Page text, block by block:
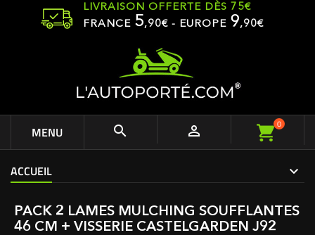
LIVRAISON OFFERTE DÈS 75€
FRANCE 5,90€ - EUROPE 9,90€
MENU   0
ACCUEIL
PACK 2 LAMES MULCHING SOUFFLANTES
46 CM + VISSERIE CASTELGARDEN J92